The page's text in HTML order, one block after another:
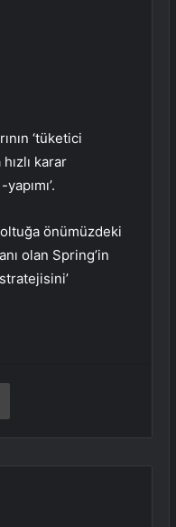
‘tüketici
karar
önümüzdeki
olan Spring’in
Yazdır